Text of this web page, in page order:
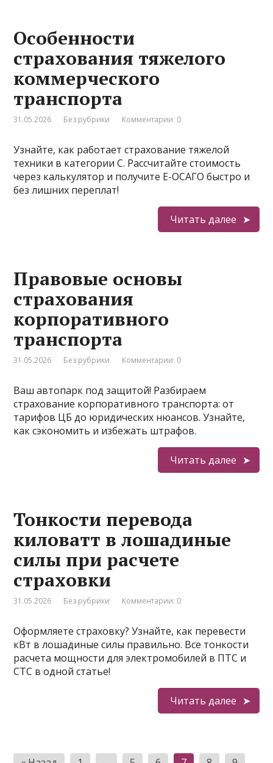
Особенности
страхования тяжелого
коммерческого
транспорта
31.05.2026 Без рубрики Комментарии: 0
Узнайте, как работает страхование тяжелой
техники в категории C. Рассчитайте стоимость
через калькулятор и получите Е-ОСАГО быстро и
без лишних переплат!
Читать далее
Правовые основы
страхования
корпоративного
транспорта
31.05.2026 Без рубрики Комментарии: 0
Ваш автопарк под защитой! Разбираем
страхование корпоративного транспорта: от
тарифов ЦБ до юридических нюансов. Узнайте,
как сэкономить и избежать штрафов.
Читать далее
Тонкости перевода
киловатт в лошадиные
силы при расчете
страховки
31.05.2026 Без рубрики Комментарии: 0
Оформляете страховку? Узнайте, как перевести
кВт в лошадиные силы правильно. Все тонкости
расчета мощности для электромобилей в ПТС и
СТС в одной статье!
Читать далее